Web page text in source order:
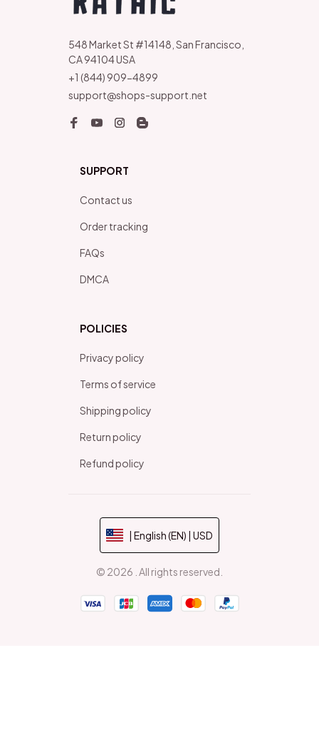
548 Market St #14148, San Francisco,
CA 94104 USA
+1 (844) 909-4899
support@shops-support.net
SUPPORT
Contact us
Order tracking
FAQs
DMCA
POLICIES
Privacy policy
Terms of service
Shipping policy
Return policy
Refund policy
| English (EN) | USD
© 2026 . All rights reserved.